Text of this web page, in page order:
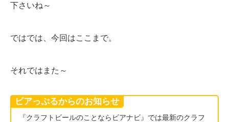
下さいね～
ではでは、今回はここまで。
それではまた～
ビアっぷるからのお知らせ
『クラフトビールのことならビアナビ』では最新のクラフ